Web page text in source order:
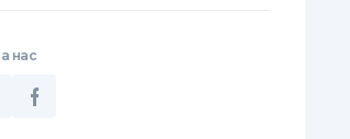
нас